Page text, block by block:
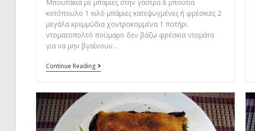
Μπουτάκια με μπάμιες στην γάστρα 6 μπούτια
κοτόπουλο 1 κιλό μπάμιες κατεψυγμένες ή φρέσκιες 2
μεγάλα κρεμμύδια χοντροκομμένα 1 ποτήρι
ντοματοπολτό πούμαρο δεν βάζω φρέσκια ντομάτα
για να μην βγαίνουν…
Continue Reading Μπουτάκια
στην
γάστρα